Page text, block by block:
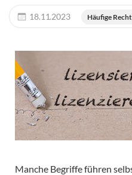
18.11.2023 Häufige
Manche Begriffe führen